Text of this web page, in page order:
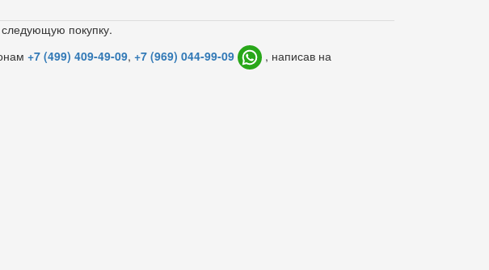
покупку.
+7 (499) 409-49-09, +7 (969) 044-99-09
, написав на